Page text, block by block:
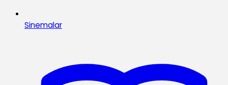
Sinemalar